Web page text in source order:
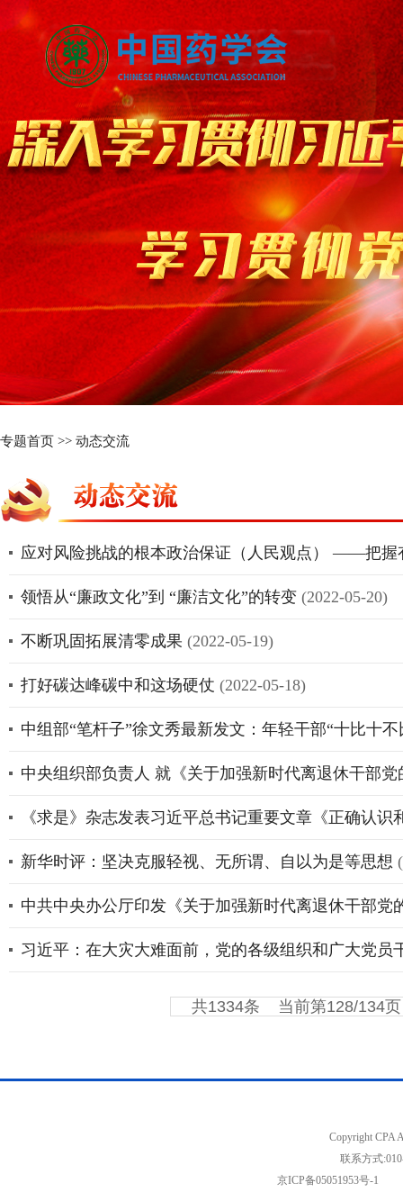
专题首页 >> 动态交流
应对风险挑战的根本政治保证（人民观点） ——把
领悟从“廉政文化”到 “廉洁文化”的转变 (2022-05-20)
不断巩固拓展清零成果 (2022-05-19)
打好碳达峰碳中和这场硬仗 (2022-05-18)
中组部“笔杆子”徐文秀最新发文：年轻干部“十比十
中央组织部负责人 就《关于加强新时代离退休干部
《求是》杂志发表习近平总书记重要文章《正确认
新华时评：坚决克服轻视、无所谓、自以为是等思想
中共中央办公厅印发《关于加强新时代离退休干部党
习近平：在大灾大难面前，党的各级组织和广大党
共1334条 当前第128/134页
Copyright CPA
联系方式
京ICP备05051953号-1